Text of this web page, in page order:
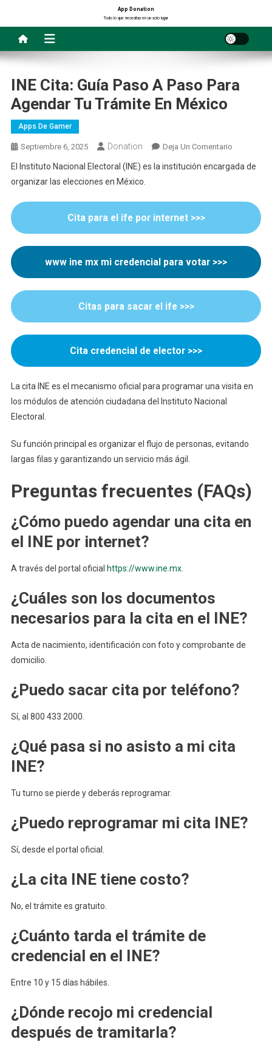
contenido
App Donation
Todo lo que necesitas en un solo lugar
INE Cita: Guía Paso A Paso Para
Agendar Tu Trámite En México
Apps De Gamer
Septiembre 6, 2025 Donation Deja Un ComentarioEn
Paso
Para
Agendar
El Instituto Nacional Electoral (INE) es la institución encargada de
organizar las elecciones en México.
Cita para el ife por internet >>>
www ine mx mi credencial para votar >>>
Citas para sacar el ife >>>
Cita credencial de elector >>>
La cita INE es el mecanismo oficial para programar una visita en
los módulos de atención ciudadana del Instituto Nacional
Electoral.
Su función principal es organizar el flujo de personas, evitando
largas filas y garantizando un servicio más ágil.
Preguntas frecuentes (FAQs)
¿Cómo puedo agendar una cita en
el INE por internet?
A través del portal oficial https://www.ine.mx.
¿Cuáles son los documentos
necesarios para la cita en el INE?
Acta de nacimiento, identificación con foto y comprobante de
domicilio.
¿Puedo sacar cita por teléfono?
Sí, al 800 433 2000.
¿Qué pasa si no asisto a mi cita
INE?
Tu turno se pierde y deberás reprogramar.
¿Puedo reprogramar mi cita INE?
Sí, desde el portal oficial.
¿La cita INE tiene costo?
No, el trámite es gratuito.
¿Cuánto tarda el trámite de
credencial en el INE?
Entre 10 y 15 días hábiles.
¿Dónde recojo mi credencial
después de tramitarla?